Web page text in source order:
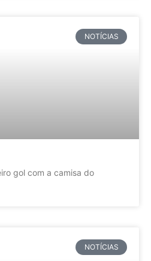
NOTÍCIAS
gol com a camisa do
NOTÍCIAS